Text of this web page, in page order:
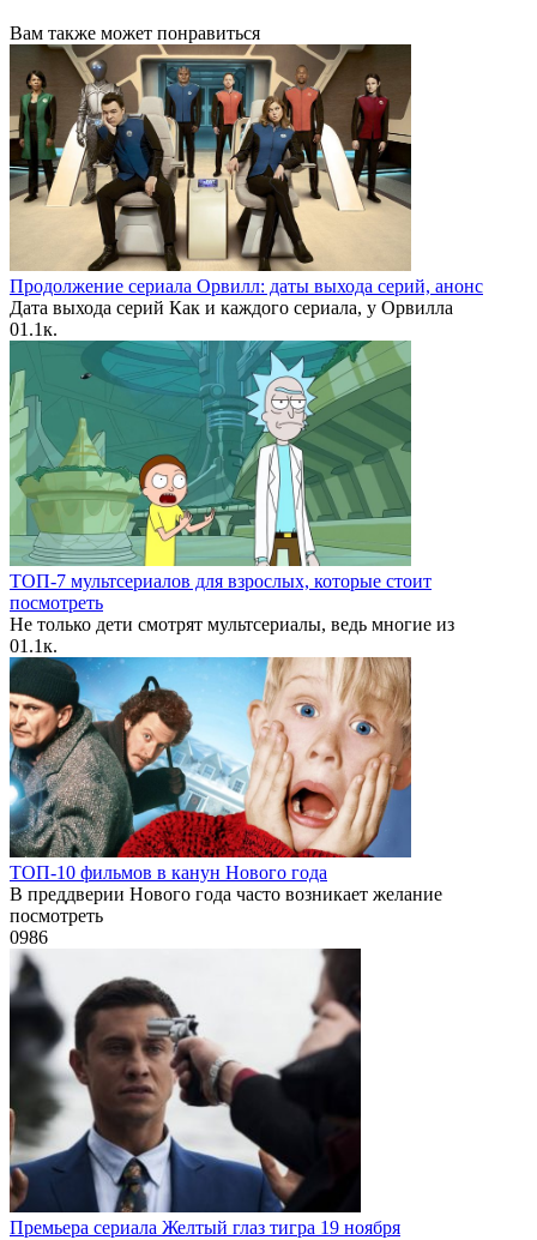
Вам также может понравиться
Продолжение сериала Орвилл: даты выхода серий, анонс
Дата выхода серий Как и каждого сериала, у Орвилла
01.1к.
ТОП-7 мультсериалов для взрослых, которые стоит
посмотреть
Не только дети смотрят мультсериалы, ведь многие из
01.1к.
ТОП-10 фильмов в канун Нового года
В преддверии Нового года часто возникает желание
посмотреть
0986
Премьера сериала Желтый глаз тигра 19 ноября